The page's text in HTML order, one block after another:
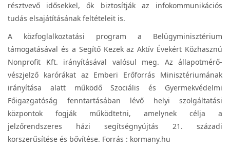
résztvevő idősekkel, ők biztosítják az infokommunikációs
tudás elsajátításának feltételeit is.
A közfoglalkoztatási program a Belügyminisztérium
támogatásával és a Segítő Kezek az Aktív Évekért Közhasznú
Nonprofit Kft. irányításával valósul meg. Az állapotmérő-
vészjelző karórákat az Emberi Erőforrás Minisztériumának
irányítása alatt működő Szociális és Gyermekvédelmi
Főigazgatóság fenntartásában lévő helyi szolgáltatási
központok fogják működtetni, amelynek célja a
jelzőrendszeres házi segítségnyújtás 21. századi
korszerűsítése és bővítése. Forrás : kormany.hu